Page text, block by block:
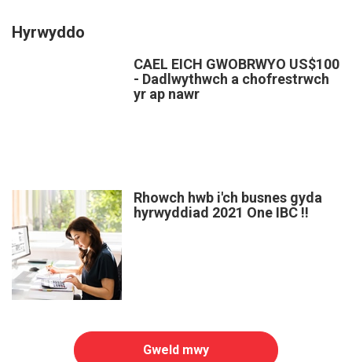
Hyrwyddo
CAEL EICH GWOBRWYO US$100
- Dadlwythwch a chofrestrwch
yr ap nawr
Rhowch hwb i'ch busnes gyda
hyrwyddiad 2021 One IBC !!
Gweld mwy